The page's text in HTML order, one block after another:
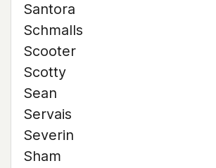
Santora
Schmalls
Scooter
Scotty
Sean
Servais
Severin
Sham